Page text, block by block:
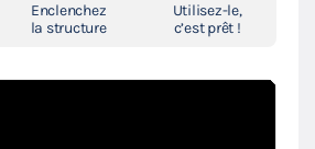
Enclenchez
la structure
Utilisez-le,
c’est prêt !